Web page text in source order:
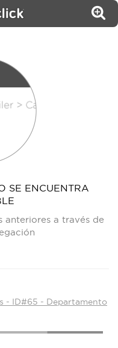
SE ENCUENTRA
anteriores a través de
- ID#65 - Departamento